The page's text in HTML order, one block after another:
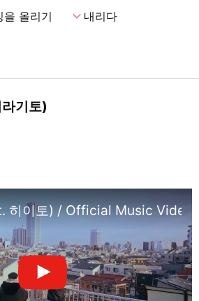
을 올리기 expand_more내리다
기토)
히이토) / Official Music Video